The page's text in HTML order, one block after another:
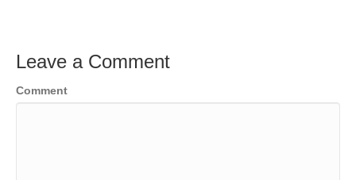
Leave a Comment
Comment